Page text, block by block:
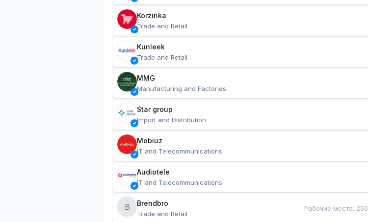
Korzinka
Trade and Retail
Kunleek
Trade and Retail
MMG
Manufacturing and Factories
Star group
Import and Distribution
Mobiuz
IT and Telecommunications
Audiotele
IT and Telecommunications
B Brendbro
Trade and Retail
Рабочие места: 250